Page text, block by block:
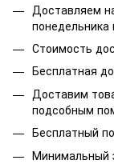
Доставляем
понедельника
Стоимость
Бесплатная
Доставим
подсобным
Бесплатный
Минимальный